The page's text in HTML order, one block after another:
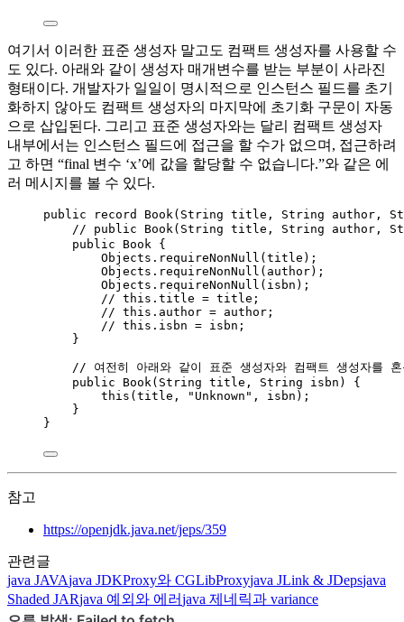
여기서 이러한 표준 생성자 말고도 컴팩트 생성자를 사용할 수
도 있다. 아래와 같이 생성자 매개변수를 받는 부분이 사라진
형태이다. 개발자가 일일이 명시적으로 인스턴스 필드를 초기
화하지 않아도 컴팩트 생성자의 마지막에 초기화 구문이 자동
으로 삽입된다. 그리고 표준 생성자와는 달리 컴팩트 생성자
내부에서는 인스턴스 필드에 접근을 할 수가 없으며, 접근하려
고 하면 “final 변수 ‘x’에 값을 할당할 수 없습니다.”와 같은 에
러 메시지를 볼 수 있다.
public record Book ( String title, String author,
// public Book(String title, String author,
public
Book {
Objects . requireNonNull ( title ) ;
Objects . requireNonNull ( author) ;
Objects . requireNonNull ( isbn ) ;
// this.title = title;
// this.author = author;
// this.isbn = isbn;
}
// 여전히 아래와 같이 표준 생성자와 컴팩트 생성자를
public
Book ( String title , String isbn )
{
this (title, " Unknown " , isbn);
}
}
참고
https://openjdk.java.net/jeps/359
관련글
java JAVAjava JDKProxy와 CGLibProxyjava JLink & JDepsjava
Shaded JARjava 예외와 에러java 제네릭과 variance